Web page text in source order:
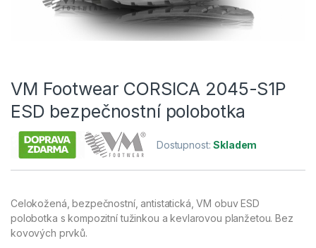
VM Footwear CORSICA 2045-S1P
ESD bezpečnostní polobotka
Dostupnost:Skladem
Celokožená, bezpečnostní, antistatická, VM obuv ESD
polobotka s kompozitní tužinkou a kevlarovou planžetou. Bez
kovových prvků.